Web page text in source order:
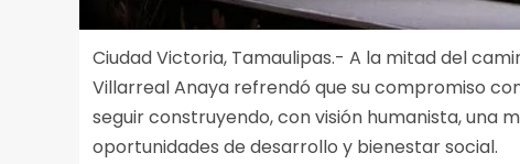
Ciudad Victoria, Tamaulipas.- A la mitad del
Villarreal Anaya refrendó que su compromiso
seguir construyendo, con visión humanista, una
oportunidades de desarrollo y bienestar social.